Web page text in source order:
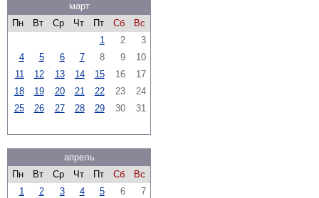
март
Пн
Вт Ср Чт Пт Сб
Вс
1
2
3
4
5 6 7 8 9
10
11
12 13 14 15 16
17
18
19 20 21 22 23
24
25
26 27 28 29 30 31
апрель
Пн
Вт Ср Чт Пт Сб
Вс
1
2 3 4 5 6
7